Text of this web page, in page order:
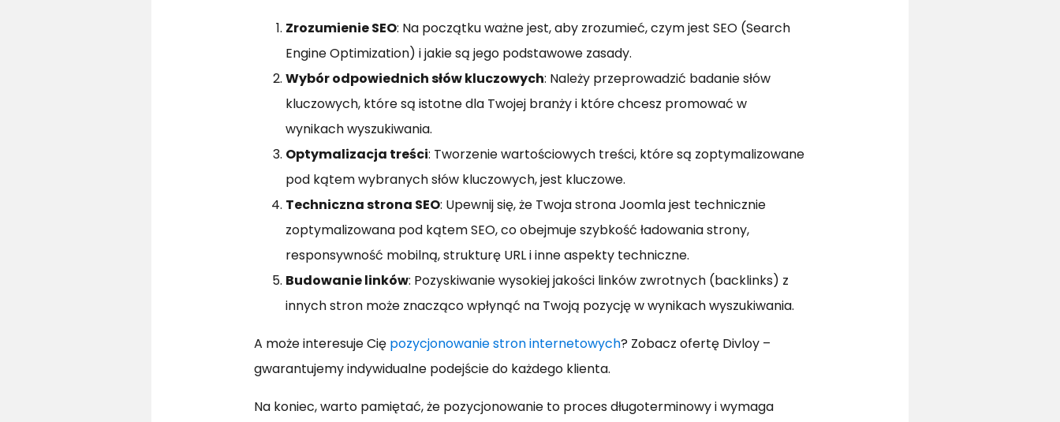
Zrozumienie SEO: Na początku ważne jest, aby zrozumieć, czym jest SEO (Search
Engine Optimization) i jakie są jego podstawowe zasady.
Wybór odpowiednich słów kluczowych: Należy przeprowadzić badanie słów
kluczowych, które są istotne dla Twojej branży i które chcesz promować w
wynikach wyszukiwania.
Optymalizacja treści: Tworzenie wartościowych treści, które są zoptymalizowane
pod kątem wybranych słów kluczowych, jest kluczowe.
Techniczna strona SEO: Upewnij się, że Twoja strona Joomla jest technicznie
zoptymalizowana pod kątem SEO, co obejmuje szybkość ładowania strony,
responsywność mobilną, strukturę URL i inne aspekty techniczne.
Budowanie linków: Pozyskiwanie wysokiej jakości linków zwrotnych (backlinks) z
innych stron może znacząco wpłynąć na Twoją pozycję w wynikach wyszukiwania.
A może interesuje Cię pozycjonowanie stron internetowych? Zobacz ofertę Divloy –
gwarantujemy indywidualne podejście do każdego klienta.
Na koniec, warto pamiętać, że pozycjonowanie to proces długoterminowy i wymaga